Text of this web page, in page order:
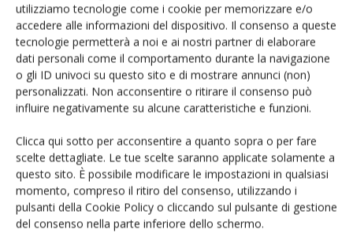
utilizziamo tecnologie come i cookie per memorizzare e/o
accedere alle informazioni del dispositivo. Il consenso a queste
tecnologie permetterà a noi e ai nostri partner di elaborare
dati personali come il comportamento durante la navigazione
o gli ID univoci su questo sito e di mostrare annunci (non)
personalizzati. Non acconsentire o ritirare il consenso può
influire negativamente su alcune caratteristiche e funzioni.
Clicca qui sotto per acconsentire a quanto sopra o per fare
scelte dettagliate. Le tue scelte saranno applicate solamente a
questo sito. È possibile modificare le impostazioni in qualsiasi
momento, compreso il ritiro del consenso, utilizzando i
pulsanti della Cookie Policy o cliccando sul pulsante di gestione
del consenso nella parte inferiore dello schermo.
Il controllo dei Led è una funzionalità fondamentale per
l’utilizzo dei led in configurazioni singole o multiple (array).
Una funzione di base è quella di convertire la potenza
elettrica alternata in potenza elettrica continua e di
regolare il flusso della corrente attraverso i Led.
Implicitamente il driver protegge il Led dalle fluttuazioni
della tensione di linea. Oltre a queste funzionalità di natura
strettamente elettrica, il driver svolge anche funzioni di
controllo che sono più direttamente legate all’applicazione,
come il controllo della luminosità e del colore. I driver sono
dei sistemi di controllo dei Led e quindi, come tali in grado
di adattare il Led a tutte le necessità applicative attuali ed